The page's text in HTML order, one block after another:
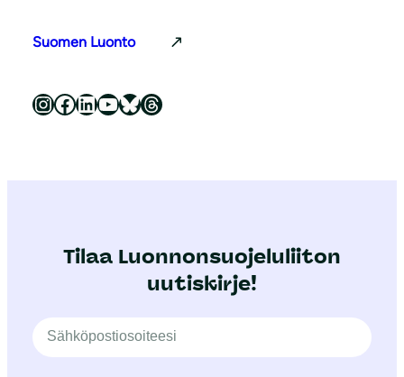
Suomen Luonto
Luonnonsuojeluliitto Instagramissa Luonnonsuojeluliitto Facebookissa Luonnonsuojeluliitto LinkedInissä Luonnonsuojeluliiton YouTube-kanava Luonnonsuojeluliitto Blueskyssa Luonnonsuojeluliitto Threadsissa
Tilaa Luonnonsuojeluliiton
uutiskirje!